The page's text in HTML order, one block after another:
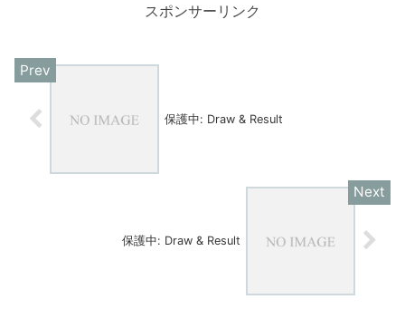
スポンサーリンク
保護中: Draw & Result
保護中: Draw & Result